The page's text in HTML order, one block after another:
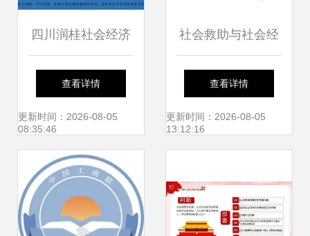
四川润桂社会经济
咨询公司
查看详情
更新时间：2026-08-05
08:35:46
社会救助与社会经
济咨询服务指南 携
手共建多层级保障
查看详情
更新时间：2026-08-05
13:12:16